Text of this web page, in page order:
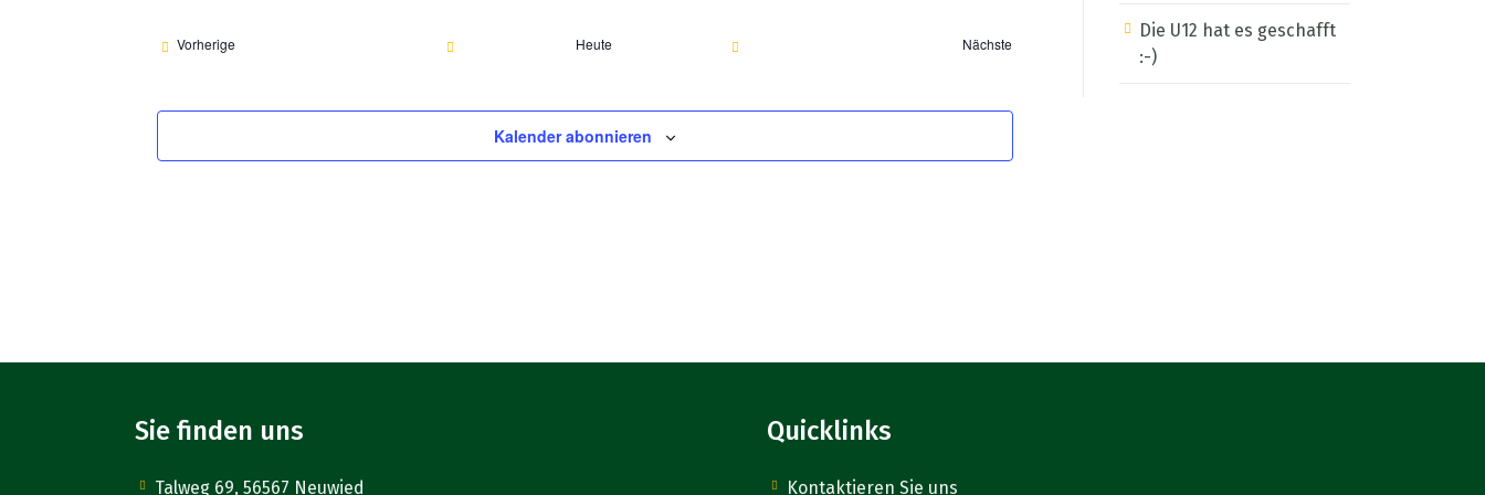
Ansichten,
VorherigeVeranstaltungen Heute
Nächste
Kalender abonnieren
Die U12 hat es geschafft
:-)
Sie finden uns
Talweg 69, 56567 Neuwied
Quicklinks
Kontaktieren Sie uns